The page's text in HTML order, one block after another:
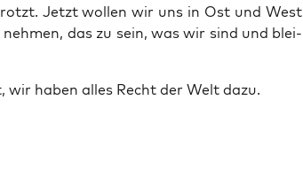
Jetzt wol­len wir uns in Ost und West
das zu sein, was wir sind und blei­
haben alles Recht der Welt dazu.